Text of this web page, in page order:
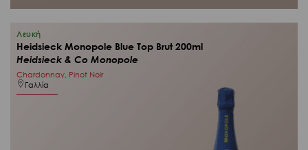
Λευκή
Heidsieck Monopole Blue Top Brut 200ml
Heidsieck & Co Monopole
Chardonnay, Pinot Noir
Γαλλία